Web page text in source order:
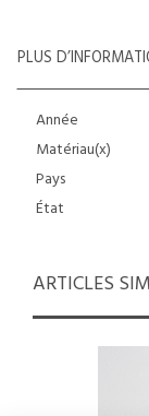
PLUS
Année
Matériau(x)
Pays
État
ARTICLES